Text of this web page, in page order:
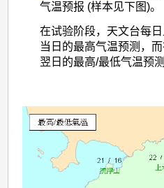
气温预报 (样本见下图)。
在试验阶段，天文台每
当日的最高气温预测，
翌日的最高/最低气温预测